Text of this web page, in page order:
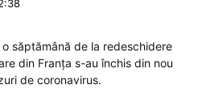
săptămână de la redeschidere
din Franța s-au închis din nou
de coronavirus.